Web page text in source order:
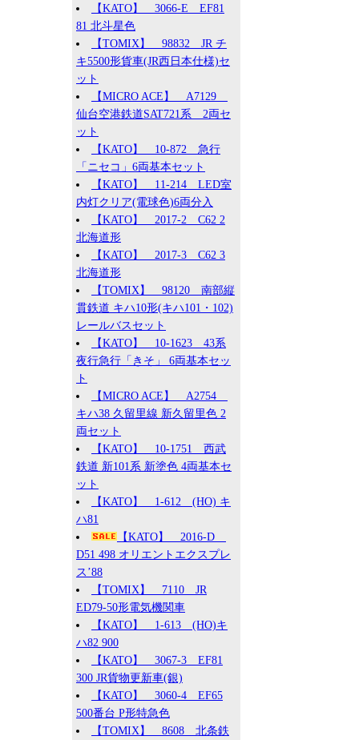
【KATO】 3066-E EF81
81 北斗星色
【TOMIX】 98832 JR チ
キ5500形貨車(JR西日本仕様)セ
ット
【MICRO ACE】 A7129
仙台空港鉄道SAT721系 2両セ
ット
【KATO】 10-872 急行
「ニセコ」6両基本セット
【KATO】 11-214 LED室
内灯クリア(電球色)6両分入
【KATO】 2017-2 C62 2
北海道形
【KATO】 2017-3 C62 3
北海道形
【TOMIX】 98120 南部縦
貫鉄道 キハ10形(キハ101・102)
レールバスセット
【KATO】 10-1623 43系
夜行急行「きそ」 6両基本セッ
ト
【MICRO ACE】 A2754
キハ38 久留里線 新久留里色 2
両セット
【KATO】 10-1751 西武
鉄道 新101系 新塗色 4両基本セ
ット
【KATO】 1-612 (HO) キ
ハ81
【KATO】 2016-D
D51 498 オリエントエクスプレ
ス’88
【TOMIX】 7110 JR
ED79-50形電気機関車
【KATO】 1-613 (HO)キ
ハ82 900
【KATO】 3067-3 EF81
300 JR貨物更新車(銀)
【KATO】 3060-4 EF65
500番台 P形特急色
【TOMIX】 8608 北条鉄